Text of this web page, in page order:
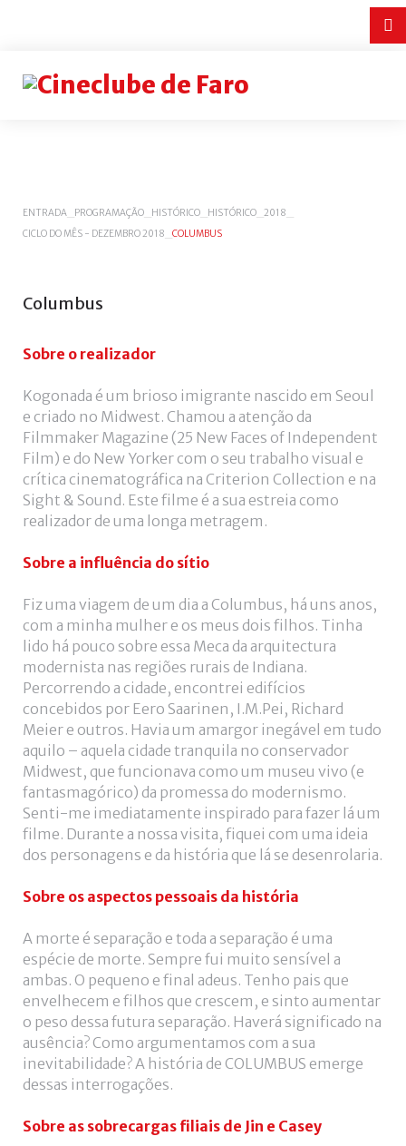
ENTRADA PROGRAMAÇÃO HISTÓRICO HISTÓRICO 2018
CICLO DO MÊS - DEZEMBRO 2018
COLUMBUS
Columbus
Sobre o realizador
Kogonada é um brioso imigrante nascido em Seoul
e criado no Midwest. Chamou a atenção da
Filmmaker Magazine (25 New Faces of Independent
Film) e do New Yorker com o seu trabalho visual e
crítica cinematográfica na Criterion Collection e na
Sight & Sound. Este filme é a sua estreia como
realizador de uma longa metragem.
Sobre a influência do sítio
Fiz uma viagem de um dia a Columbus, há uns anos,
com a minha mulher e os meus dois filhos. Tinha
lido há pouco sobre essa Meca da arquitectura
modernista nas regiões rurais de Indiana.
Percorrendo a cidade, encontrei edifícios
concebidos por Eero Saarinen, I.M.Pei, Richard
Meier e outros. Havia um amargor inegável em tudo
aquilo – aquela cidade tranquila no conservador
Midwest, que funcionava como um museu vivo (e
fantasmagórico) da promessa do modernismo.
Senti-me imediatamente inspirado para fazer lá um
filme. Durante a nossa visita, fiquei com uma ideia
dos personagens e da história que lá se desenrolaria.
Sobre os aspectos pessoais da história
A morte é separação e toda a separação é uma
espécie de morte. Sempre fui muito sensível a
ambas. O pequeno e final adeus. Tenho pais que
envelhecem e filhos que crescem, e sinto aumentar
o peso dessa futura separação. Haverá significado na
ausência? Como argumentamos com a sua
inevitabilidade? A história de COLUMBUS emerge
dessas interrogações.
Sobre as sobrecargas filiais de Jin e Casey
register
INICIAR
se
nome
de
utilizador?
/
Esqueceu-
se
da
Login
with
Facebook
Login
with
Google
+